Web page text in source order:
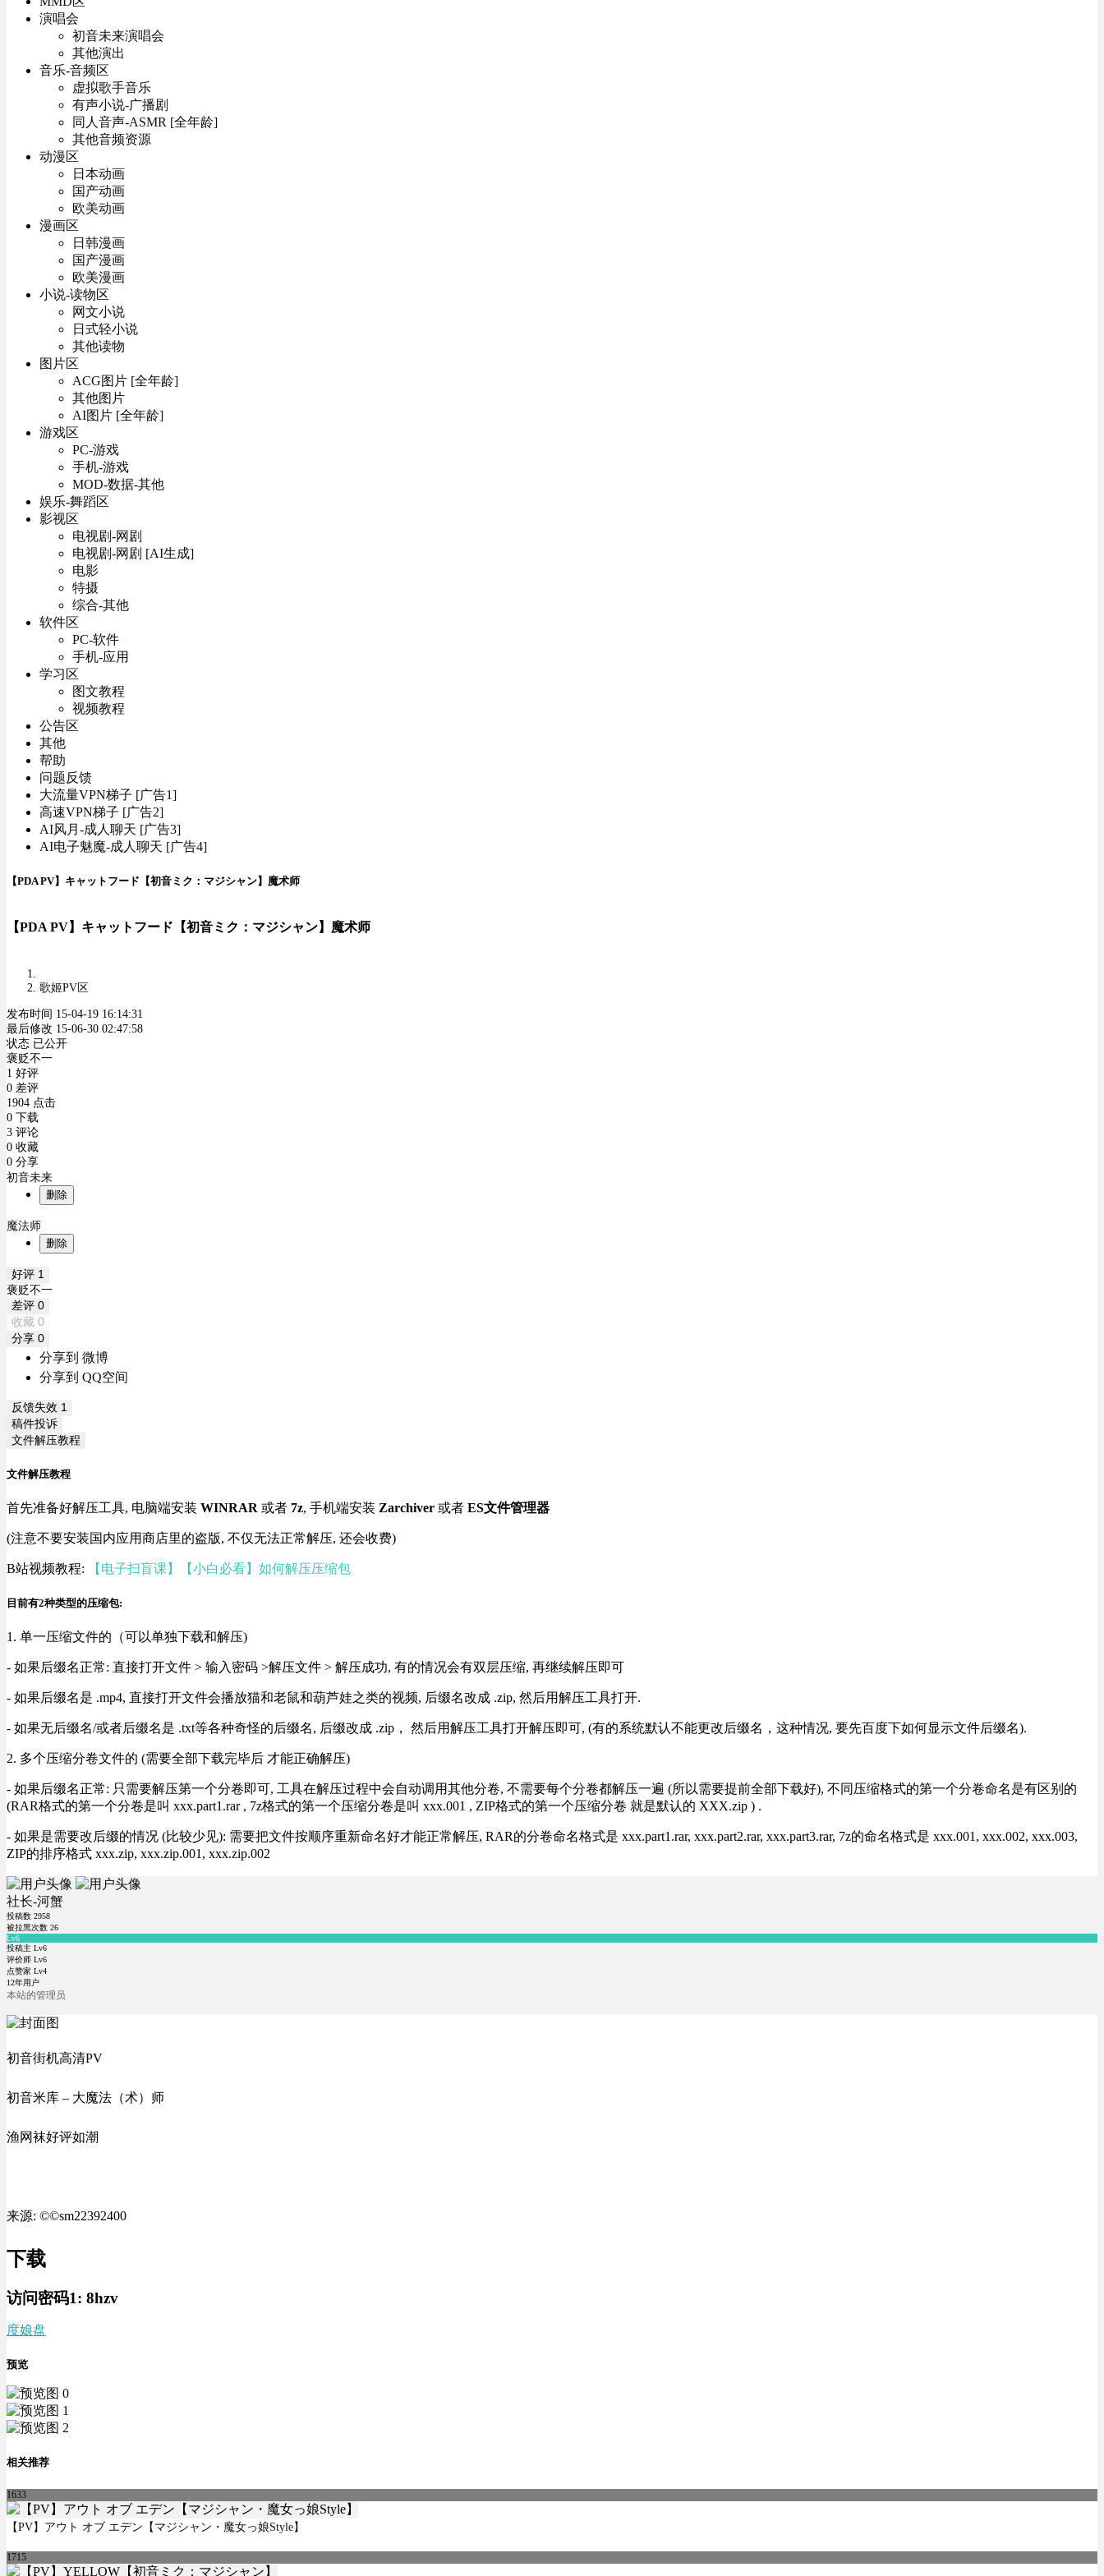
演唱会
初音未来演唱会
其他演出
音乐-音频区
虚拟歌手音乐
有声小说-广播剧
同人音声-ASMR [全年龄]
其他音频资源
动漫区
日本动画
国产动画
欧美动画
漫画区
日韩漫画
国产漫画
欧美漫画
小说-读物区
网文小说
日式轻小说
其他读物
图片区
ACG图片 [全年龄]
其他图片
AI图片 [全年龄]
游戏区
PC-游戏
手机-游戏
MOD-数据-其他
娱乐-舞蹈区
影视区
电视剧-网剧
电视剧-网剧 [AI生成]
电影
特摄
综合-其他
软件区
PC-软件
手机-应用
学习区
图文教程
视频教程
公告区
其他
帮助
问题反馈
大流量VPN梯子 [广告1]
高速VPN梯子 [广告2]
AI风月-成人聊天 [广告3]
AI电子魅魔-成人聊天 [广告4]
【PDA PV】キャットフード【初音ミク：マジシャン】魔术师
【PDA PV】キャットフード【初音ミク：マジシャン】魔术师
歌姬PV区
发布时间 15-04-19 16:14:31
最后修改 15-06-30 02:47:58
状态 已公开
褒贬不一
1 好评
0 差评
1904 点击
0 下载
3 评论
0 收藏
0 分享
初音未来
删除
魔法师
删除
好评 1
褒贬不一
差评 0
收藏 0
分享 0
分享到 微博
分享到 QQ空间
反馈失效 1
稿件投诉
文件解压教程
文件解压教程
首先准备好解压工具, 电脑端安装 WINRAR 或者 7z, 手机端安装 Zarchiver 或者 ES文件管理器
(注意不要安装国内应用商店里的盗版, 不仅无法正常解压, 还会收费)
B站视频教程: 【电子扫盲课】【小白必看】如何解压压缩包
目前有2种类型的压缩包:
1. 单一压缩文件的（可以单独下载和解压)
- 如果后缀名正常: 直接打开文件 > 输入密码 >解压文件 > 解压成功, 有的情况会有双层压缩, 再继续解压即可
- 如果后缀名是 .mp4, 直接打开文件会播放猫和老鼠和葫芦娃之类的视频, 后缀名改成 .zip, 然后用解压工具打开.
- 如果无后缀名/或者后缀名是 .txt等各种奇怪的后缀名, 后缀改成 .zip， 然后用解压工具打开解压即可, (有的系统默认不能更改后缀名，这种情况, 要先百度下如何显示文件后缀名).
2. 多个压缩分卷文件的 (需要全部下载完毕后 才能正确解压)
- 如果后缀名正常: 只需要解压第一个分卷即可, 工具在解压过程中会自动调用其他分卷, 不需要每个分卷都解压一遍 (所以需要提前全部下载好), 不同压缩格式的第一个分卷命名是有区别的
(RAR格式的第一个分卷是叫 xxx.part1.rar , 7z格式的第一个压缩分卷是叫 xxx.001 , ZIP格式的第一个压缩分卷 就是默认的 XXX.zip ) .
- 如果是需要改后缀的情况 (比较少见): 需要把文件按顺序重新命名好才能正常解压, RAR的分卷命名格式是 xxx.part1.rar, xxx.part2.rar, xxx.part3.rar, 7z的命名格式是 xxx.001, xxx.002, xxx.003,
ZIP的排序格式 xxx.zip, xxx.zip.001, xxx.zip.002
社长-河蟹
投稿数 2958
被拉黑次数 26
Lv6
投稿主 Lv6
评价师 Lv6
点赞家 Lv4
12年用户
本站的管理员
初音街机高清PV
初音米库 – 大魔法（术）师
渔网袜好评如潮
来源: ©©sm22392400
下载
访问密码1: 8hzv
度娘盘
预览
相关推荐
1633
【PV】アウト オブ エデン【マジシャン・魔女っ娘Style】
1715